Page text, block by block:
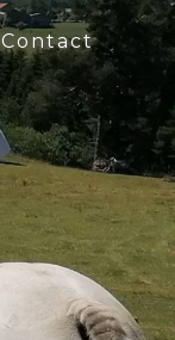
Contact